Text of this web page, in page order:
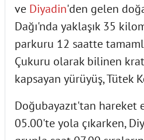
ve Diyadin'den gelen
Dağı'nda yaklaşık 35
parkuru 12 saatte
Çukuru olarak bilinen
kapsayan yürüyüş, Tütek
Doğubayazıt'tan hareket
05.00'te yola çıkarken,